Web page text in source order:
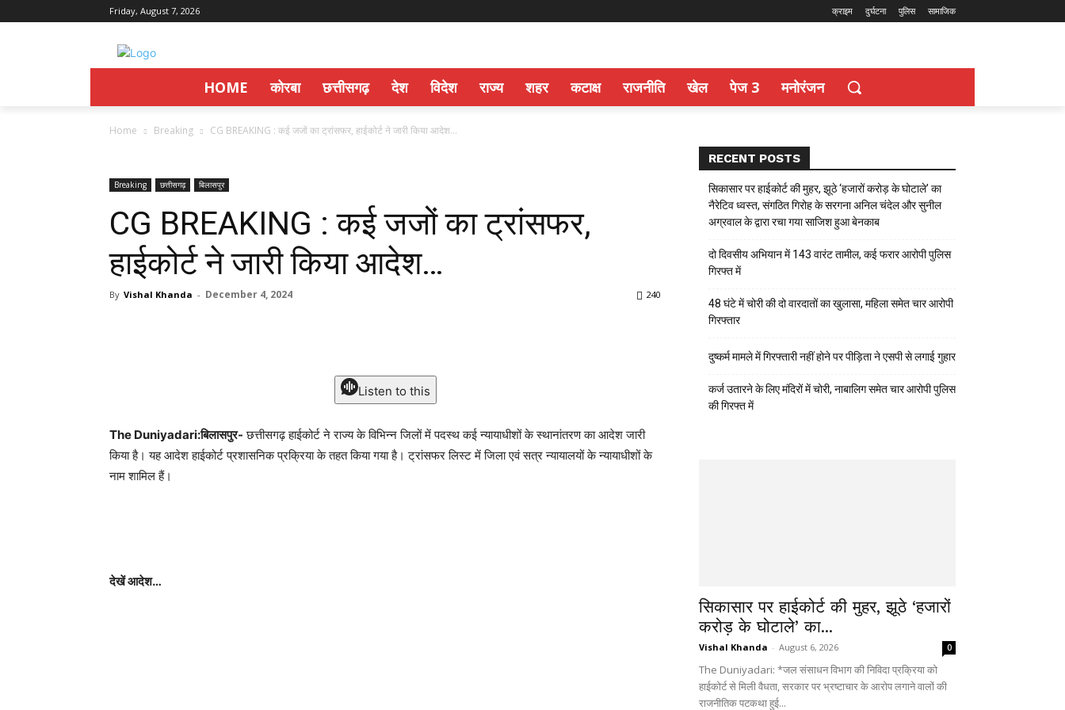
Friday, August 7, 2026 क्राइम दुर्घटना पुलिस सामाजिक
HOME कोरबा छत्तीसगढ़ देश विदेश राज्य शहर कटाक्ष राजनीति खेल पेज 3 मनोरंजन
Home Breaking CG BREAKING : कई जजों का ट्रांसफर, हाईकोर्ट ने जारी किया आदेश…
Breaking छत्तीसगढ़ बिलासपुर
CG BREAKING : कई जजों का ट्रांसफर,
हाईकोर्ट ने जारी किया आदेश…
By Vishal Khanda - December 4, 2024 240
Listen to this
The Duniyadari:बिलासपुर- छत्तीसगढ़ हाईकोर्ट ने राज्य के विभिन्न जिलों में पदस्थ कई न्यायाधीशों के स्थानांतरण का आदेश जारी
किया है। यह आदेश हाईकोर्ट प्रशासनिक प्रक्रिया के तहत किया गया है। ट्रांसफर लिस्ट में जिला एवं सत्र न्यायालयों के न्यायाधीशों के
नाम शामिल हैं।
देखें आदेश…
RECENT POSTS
सिकासार पर हाईकोर्ट की मुहर, झूठे ‘हजारों करोड़ के घोटाले’ का
नैरेटिव ध्वस्त, संगठित गिरोह के सरगना अनिल चंदेल और सुनील
अग्रवाल के द्वारा रचा गया साजिश हुआ बेनकाब
दो दिवसीय अभियान में 143 वारंट तामील, कई फरार आरोपी पुलिस
गिरफ्त में
48 घंटे में चोरी की दो वारदातों का खुलासा, महिला समेत चार आरोपी
गिरफ्तार
दुष्कर्म मामले में गिरफ्तारी नहीं होने पर पीड़िता ने एसपी से लगाई गुहार
कर्ज उतारने के लिए मंदिरों में चोरी, नाबालिग समेत चार आरोपी पुलिस
की गिरफ्त में
सिकासार पर हाईकोर्ट की मुहर, झूठे ‘हजारों
करोड़ के घोटाले’ का...
Vishal Khanda - August 6, 2026 0
The Duniyadari: *जल संसाधन विभाग की निविदा प्रक्रिया को
हाईकोर्ट से मिली वैधता, सरकार पर भ्रष्टाचार के आरोप लगाने वालों की
राजनीतिक पटकथा हुई...